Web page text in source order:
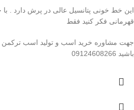
این خط خونی پتانسیل عالی در پرش دارد .
قهرمانی فکر کنید فقط
جهت مشاوره خرید اسب و تولید اسب ترکمن
باشید 09124608266